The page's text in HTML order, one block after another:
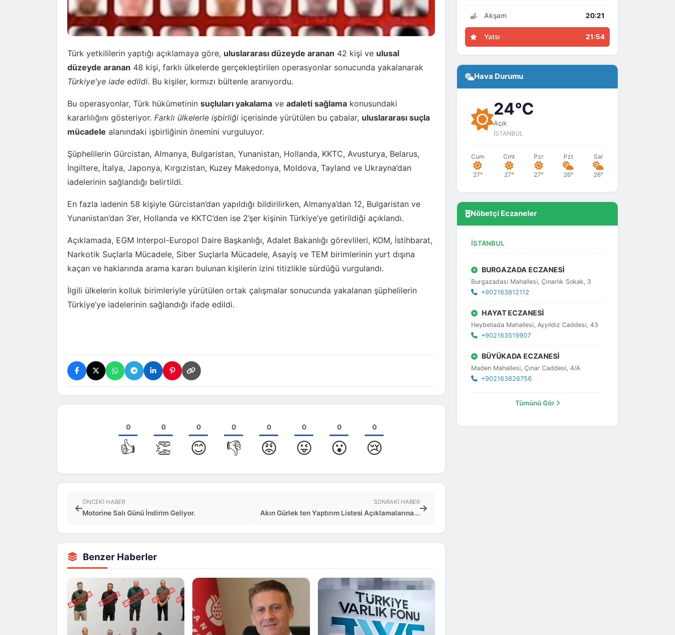
Türk yetkililerin yaptığı açıklamaya göre, uluslararası düzeyde aranan 42 kişi ve ulusal
düzeyde aranan 48 kişi, farklı ülkelerde gerçekleştirilen operasyonlar sonucunda yakalanarak
Türkiye'ye iade edildi. Bu kişiler, kırmızı bültenle aranıyordu.
Bu operasyonlar, Türk hükümetinin suçluları yakalama ve adaleti sağlama konusundaki
kararlılığını gösteriyor. Farklı ülkelerle işbirliği içerisinde yürütülen bu çabalar, uluslararası suçla
mücadele alanındaki işbirliğinin önemini vurguluyor.
Şüphelilerin Gürcistan, Almanya, Bulgaristan, Yunanistan, Hollanda, KKTC, Avusturya, Belarus,
İngiltere, İtalya, Japonya, Kırgızistan, Kuzey Makedonya, Moldova, Tayland ve Ukrayna’dan
iadelerinin sağlandığı belirtildi.
En fazla iadenin 58 kişiyle Gürcistan’dan yapıldığı bildirilirken, Almanya’dan 12, Bulgaristan ve
Yunanistan’dan 3’er, Hollanda ve KKTC’den ise 2’şer kişinin Türkiye’ye getirildiği açıklandı.
Açıklamada, EGM Interpol-Europol Daire Başkanlığı, Adalet Bakanlığı görevlileri, KOM, İstihbarat,
Narkotik Suçlarla Mücadele, Siber Suçlarla Mücadele, Asayiş ve TEM birimlerinin yurt dışına
kaçan ve haklarında arama kararı bulunan kişilerin izini titizlikle sürdüğü vurgulandı.
İlgili ülkelerin kolluk birimleriyle yürütülen ortak çalışmalar sonucunda yakalanan şüphelilerin
Türkiye’ye iadelerinin sağlandığı ifade edildi.
0
👍
0
👏
0
😊
0
👎
0
😡
0
😜
0
😮
0
😢
ÖNCEKI HABER
Motorine Salı Günü İndirim Geliyor.
SONRAKI HABER
Akın Gürlek ten Yaptırım Listesi Açıklamalarına...
Benzer Haberler
Akşam 20:21
Yatsı 21:54
Hava Durumu
24°C
Açık
İSTANBUL
Cum
27°
Cmt
27°
Pzr
27°
Pzt
26°
Sal
26°
Nöbetçi Eczaneler
İSTANBUL
BURGAZADA ECZANESİ
Burgazadası Mahallesi, Çınarlık Sokak, 3
+902163812112
HAYAT ECZANESİ
Heybeliada Mahallesi, Ayyıldız Caddesi, 43
+902163519907
BÜYÜKADA ECZANESİ
Maden Mahallesi, Çınar Caddesi, 4/A
+902163826756
Tümünü Gör